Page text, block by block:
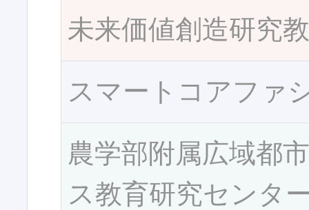
未来価値創造研究
スマートコアファ
農学部附属広域都
ス教育研究センタ